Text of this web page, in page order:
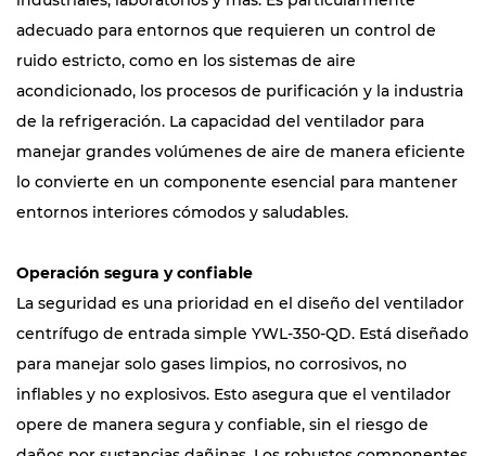
adecuado para entornos que requieren un control de
ruido estricto, como en los sistemas de aire
acondicionado, los procesos de purificación y la industria
de la refrigeración. La capacidad del ventilador para
manejar grandes volúmenes de aire de manera eficiente
lo convierte en un componente esencial para mantener
entornos interiores cómodos y saludables.
Operación segura y confiable
La seguridad es una prioridad en el diseño del ventilador
centrífugo de entrada simple YWL-350-QD. Está diseñado
para manejar solo gases limpios, no corrosivos, no
inflables y no explosivos. Esto asegura que el ventilador
opere de manera segura y confiable, sin el riesgo de